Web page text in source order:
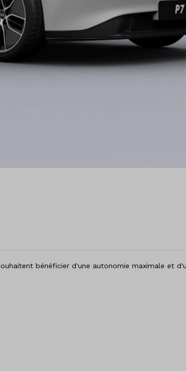
bénéficier d'une autonomie maximale et